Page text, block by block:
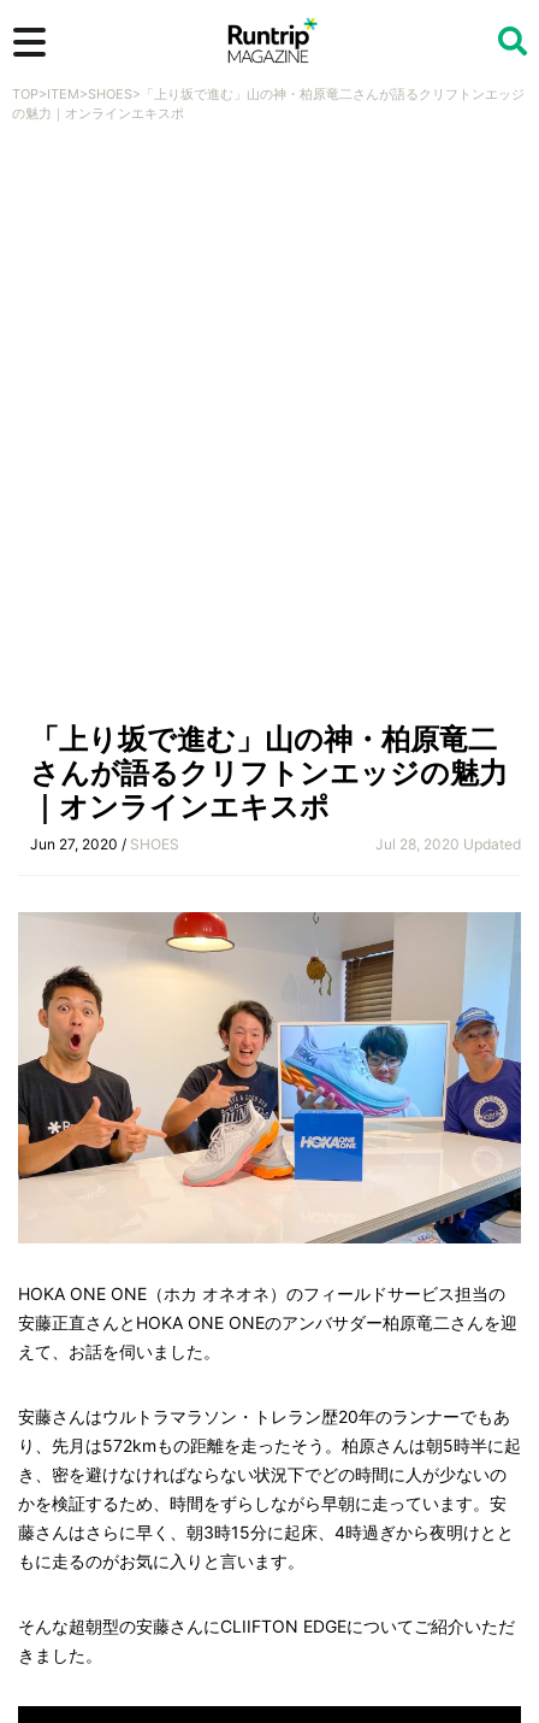
検索
TOP>ITEM>SHOES> 「上り坂で進む」山の神・柏原竜二さんが語るクリフトンエッジ
の魅力｜オンラインエキスポ
「上り坂で進む」山の神・柏原竜二
さんが語るクリフトンエッジの魅力
｜オンラインエキスポ
Jun 27, 2020 / SHOES Jul 28, 2020 Updated
HOKA ONE ONE（ホカ オネオネ）のフィールドサービス担当の
安藤正直さんとHOKA ONE ONEのアンバサダー柏原竜二さんを迎
えて、お話を伺いました。
安藤さんはウルトラマラソン・トレラン歴20年のランナーでもあ
り、先月は572kmもの距離を走ったそう。柏原さんは朝5時半に起
き、密を避けなければならない状況下でどの時間に人が少ないの
かを検証するため、時間をずらしながら早朝に走っています。安
藤さんはさらに早く、朝3時15分に起床、4時過ぎから夜明けとと
もに走るのがお気に入りと言います。
そんな超朝型の安藤さんにCLIIFTON EDGEについてご紹介いただ
きました。